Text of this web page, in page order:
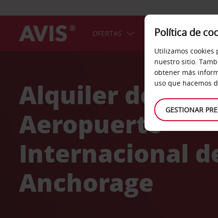
OFERTAS COCHES
Alquiler de
Aeropuerto
Internacional
Anchorage
Política de
Utilizamos
nuestro sitio.
obtener más
uso que hacemos
GESTIONAR